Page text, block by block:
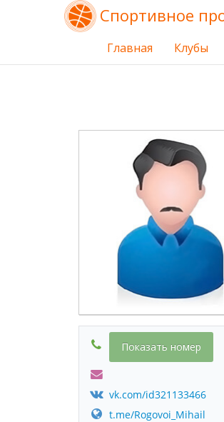
Спортивное
Главная Клубы
Показать номер
vk.com/id321133466
t.me/Rogovoi_Mihail